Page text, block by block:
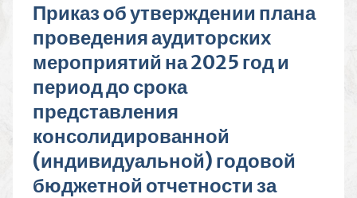
Приказ об утверждении плана
проведения аудиторских
мероприятий на 2025 год и
период до срока
представления
консолидированной
(индивидуальной) годовой
бюджетной отчетности за